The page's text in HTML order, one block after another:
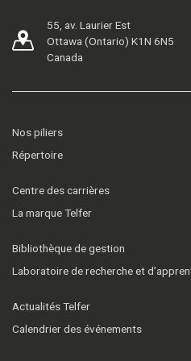
55, av. Laurier Est
Ottawa (Ontario) K1N 6N5
Canada
Nos piliers
Répertoire
Centre des carrières
La marque Telfer
Bibliothèque de gestion
Laboratoire de recherche et
Actualités Telfer
Calendrier des événements